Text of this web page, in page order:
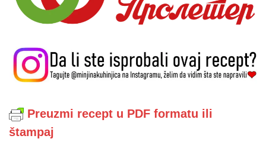
Preuzmi recept u PDF formatu ili
štampaj